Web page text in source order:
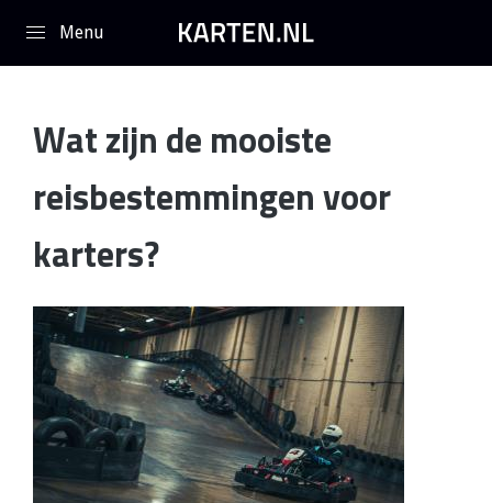
Wat zijn de mooiste
reisbestemmingen voor
karters?